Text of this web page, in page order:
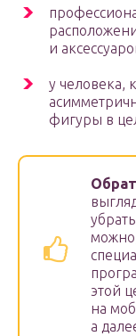
и
у человека,
фигуры в
этой
на
а